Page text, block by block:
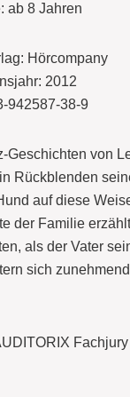
ab 8 Jahren
Hörcompany
2012
942587-38-9
von
Rückblenden
auf diese
der Familie
als der Vater
sich
Fachjury